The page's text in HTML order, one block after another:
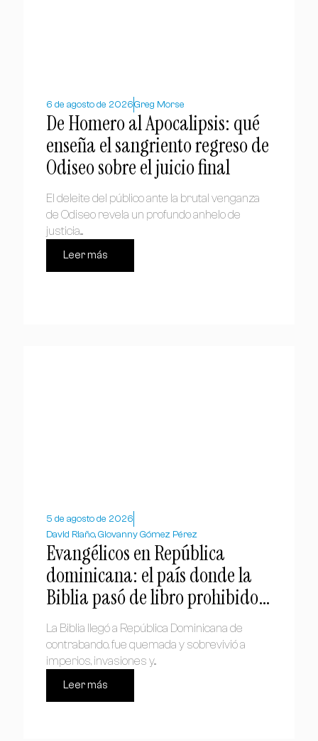
6 de agosto de 2026Greg Morse
De Homero al Apocalipsis: qué
enseña el sangriento regreso de
Odiseo sobre el juicio final
El deleite del público ante la brutal venganza
de Odiseo revela un profundo anhelo de
justicia....
Leer más
5 de agosto de 2026
David Riaño, Giovanny Gómez Pérez
Evangélicos en República
dominicana: el país donde la
Biblia pasó de libro prohibido a
símbolo nacional
La Biblia llegó a República Dominicana de
contrabando, fue quemada y sobrevivió a
imperios, invasiones y...
Leer más